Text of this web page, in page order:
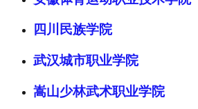
四川民族学院
武汉城市职业学院
嵩山少林武术职业学院